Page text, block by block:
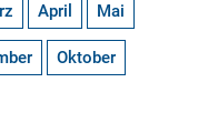
April Mai
Oktober